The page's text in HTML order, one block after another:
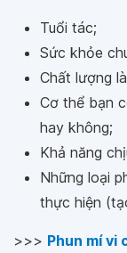
Tuổi tác;
Sức khỏe
Chất lượng
Cơ thể bạn
hay không;
Khả năng
Những loại
thực hiện
>>> Phun mí vi